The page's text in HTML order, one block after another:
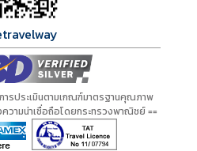
ารประเมินตามเกณฑ์มาตรฐานคุณภาพ
วามน่าเชื่อถือโดยกระทรวงพาณิชย์ ==